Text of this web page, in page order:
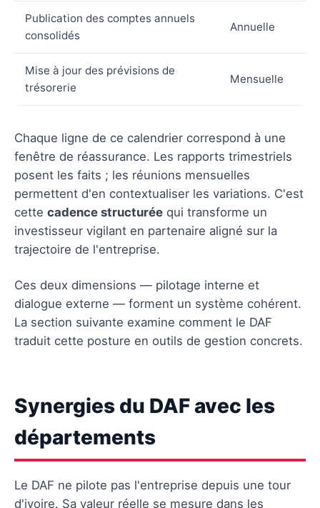
Publication des comptes annuels
consolidés
Annuelle
Mise à jour des prévisions de
trésorerie
Mensuelle
Chaque ligne de ce calendrier correspond à une
fenêtre de réassurance. Les rapports trimestriels
posent les faits ; les réunions mensuelles
permettent d'en contextualiser les variations. C'est
cette cadence structurée qui transforme un
investisseur vigilant en partenaire aligné sur la
trajectoire de l'entreprise.
Ces deux dimensions — pilotage interne et
dialogue externe — forment un système cohérent.
La section suivante examine comment le DAF
traduit cette posture en outils de gestion concrets.
Synergies du DAF avec les
départements
Le DAF ne pilote pas l'entreprise depuis une tour
d'ivoire. Sa valeur réelle se mesure dans les